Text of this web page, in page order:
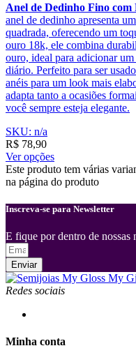
Anel de Dedinho Fino
anel de dedinho apresenta
quadrada, oferecendo um
ouro 18k, ele combina
ouro, ideal para adicionar
diário. Perfeito para ser
anéis para um look mais
adapta tanto a ocasiões
você sempre esteja elegante.
SKU: n/a
R$ 78,90
Ver opções
Este produto tem várias
na página do produto
Inscreva-se para Newsletter
E fique por dentro de nossas
Enviar
Redes sociais
Minha conta